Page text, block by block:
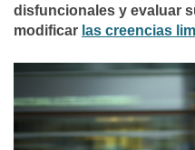
disfuncionales y evaluar
modificar las creencias